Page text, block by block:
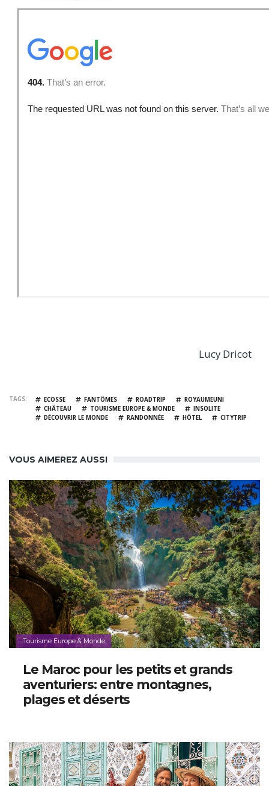
Lucy Dricot
TAGS ECOSSE FANTÔMES ROADTRIP
ROYAUMEUNI
CHÂTEAU
TOURISME EUROPE & MONDE
INSOLITE
DÉCOUVRIR LE MONDE
RANDONNÉE HÔTEL CITYTRIP
VOUS AIMEREZ AUSSI
Tourisme Europe & Monde
Le Maroc pour les petits et grands
aventuriers: entre montagnes,
plages et déserts